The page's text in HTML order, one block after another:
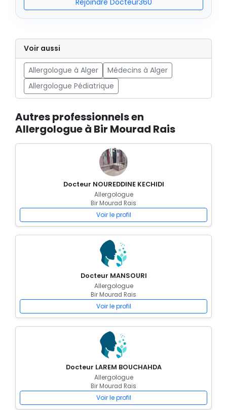
Rejoindre Docteur360
Voir aussi
Allergologue à Alger
Médecins à Alger
Allergologue Pédiatrique
Autres professionnels en
Allergologue à Bir Mourad Rais
Docteur NOUREDDINE KECHIDI
Allergologue
Bir Mourad Rais
Voir le profil
Docteur MANSOURI
Allergologue
Bir Mourad Rais
Voir le profil
Docteur LAREM BOUCHAHDA
Allergologue
Bir Mourad Rais
Voir le profil